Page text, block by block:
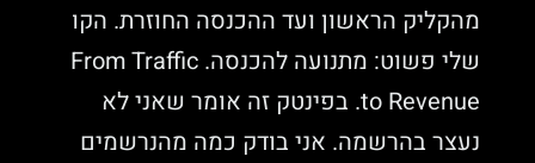
מהקליק הראשון ועד ההכנסה החוזרת. הקו
שלי פשוט: מתנועה להכנסה. From Traffic
to Revenue. בפינטק זה אומר שאני לא
נעצר בהרשמה. אני בודק כמה מהנרשמים